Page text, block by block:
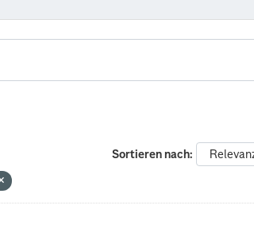
Sortieren nach